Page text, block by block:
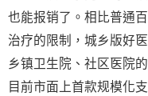
也能报销了。相比普通
治疗的限制，城乡版好
乡镇卫生院、社区医院
目前市面上首款规模化